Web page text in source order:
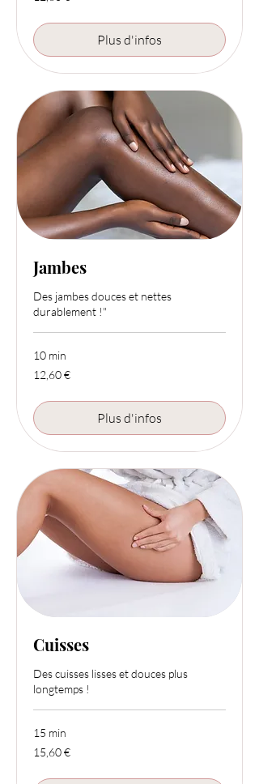
Plus d'infos
Jambes
Des jambes douces et nettes
durablement !"
10 min
12,60
euros
12,60 €
Plus d'infos
Cuisses
Des cuisses lisses et douces plus
longtemps !
15 min
15,60
euros
15,60 €